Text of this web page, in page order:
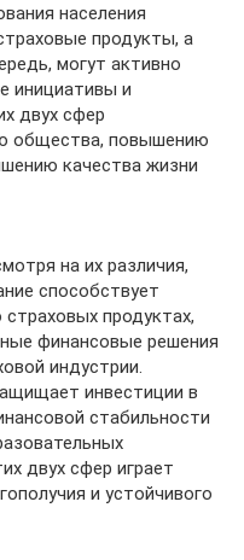
населения
продукты, а
могут активно
инициативы и
двух сфер
общества, повышению
качества жизни
на их различия,
способствует
продуктах,
финансовые решения
индустрии.
инвестиции в
стабильности
двух сфер играет
и устойчивого